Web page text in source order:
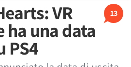
13
VR
ha una data
PS4